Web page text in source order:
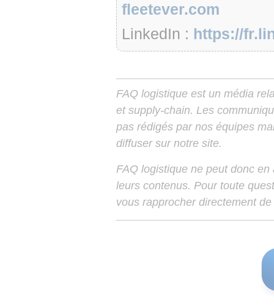
fleetever.com
LinkedIn : https://
FAQ logistique est un média
et supply-chain. Les
pas rédigés par nos équipes
diffuser sur notre site.
FAQ logistique ne peut donc
leurs contenus. Pour toute
vous rapprocher directement